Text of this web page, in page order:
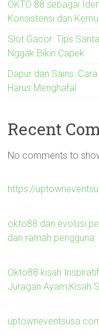
OKTO 88 sebagai
Konsistensi dan
Slot Gacor: Tips
Nggak Bikin Capek
Dapur dan Sains:
Harus Menghafal
Recent
No comments to
https://
okto88 dan evolusi
dan ramah pengguna
Okto88 kisah
Juragan Ayam,Kisah